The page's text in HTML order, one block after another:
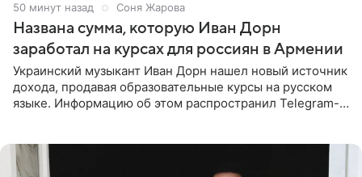
50 минут назад Соня Жарова
Названа сумма, которую Иван Дорн
заработал на курсах для россиян в Армении
Украинский музыкант Иван Дорн нашел новый источник
дохода, продавая образовательные курсы на русском
языке. Информацию об этом распространил Telegram-